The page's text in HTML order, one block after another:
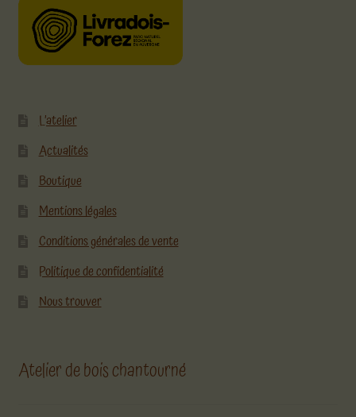
L’atelier
Actualités
Boutique
Mentions légales
Conditions générales de vente
Politique de confidentialité
Nous trouver
Atelier de bois chantourné